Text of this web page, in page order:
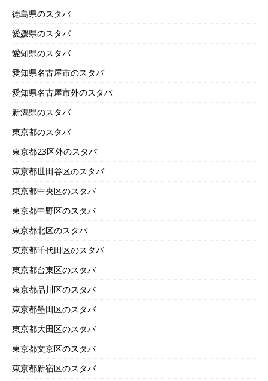
徳島県のスタバ
愛媛県のスタバ
愛知県のスタバ
愛知県名古屋市のスタバ
愛知県名古屋市外のスタバ
新潟県のスタバ
東京都のスタバ
東京都23区外のスタバ
東京都世田谷区のスタバ
東京都中央区のスタバ
東京都中野区のスタバ
東京都北区のスタバ
東京都千代田区のスタバ
東京都台東区のスタバ
東京都品川区のスタバ
東京都墨田区のスタバ
東京都大田区のスタバ
東京都文京区のスタバ
東京都新宿区のスタバ